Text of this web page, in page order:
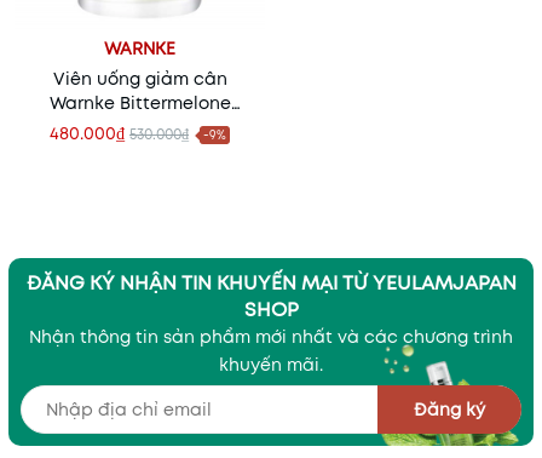
WARNKE
Viên uống giảm cân
Warnke Bittermelone
750mg chiết xuất từ mướp
đắng - 120 viên
480.000₫ 530.000₫ -9%
ĐĂNG KÝ NHẬN TIN KHUYẾN MẠI TỪ YEULAMJAPAN
SHOP
Nhận thông tin sản phẩm mới nhất và các chương trình
khuyến mãi.
Đăng ký